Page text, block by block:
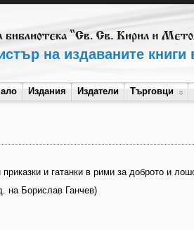
на издаваните книги
Издания Издатели Търговци
приказки и гатанки в рими за доброто и
Борко Бърборко (псевд. на Борислав Ганчев)